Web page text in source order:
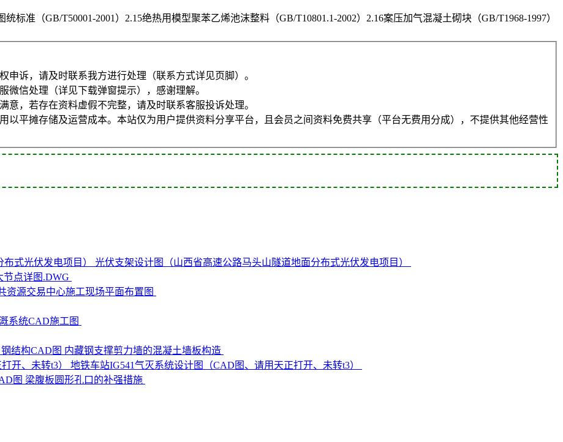
标准（GB/T50001-2001）2.15绝热用模型聚苯乙烯池沫整料（GB/T10801.1-2002）2.16案压加气混凝土砌块（GB/T1968-1997）
诉，请及时联系我方进行处理（联系方式详见页脚）。
信处理（详见下载弹窗提示），感谢理解。
，若存在资料虚假不完整，请及时联系客服投诉处理。
平摊存储及运营成本。本站仅为用户提供资料分享平台，且会员之间资料免费共享（平台无费用分成），不提供其他经营性
光伏支架设计图（山西省高速公路马头山隧道地面分布式光伏发电项目）
节点详图.DWG
资源交易中心施工现场平面布置图
系统CAD施工图
钢结构CAD图 内藏钢支撑剪力墙的混凝土墙板构造
地铁车站IG541气灭系统设计图（CAD图、请用天正打开、未转t3）
图 梁腹板圆形孔口的补强措施